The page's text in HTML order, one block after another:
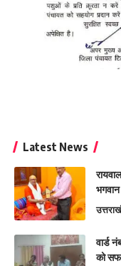
Latest News
वार्ड
को